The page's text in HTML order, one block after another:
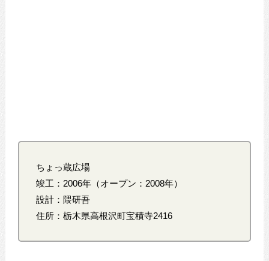
ちょっ蔵広場
竣工：2006年（オープン：2008年）
設計：隈研吾
住所：栃木県高根沢町宝積寺2416